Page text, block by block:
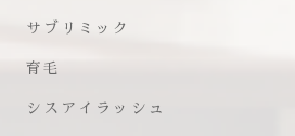
サブリミック
育毛
シスアイラッシュ